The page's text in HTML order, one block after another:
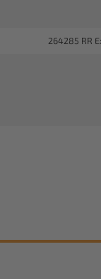
264285 RR